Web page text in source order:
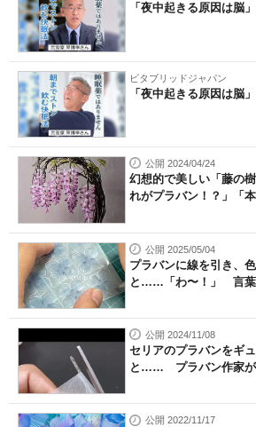
「夜中起きる原因は脳
ビタブリッドジャパン
「夜中起きる原因は脳
公開 2024/04/24
幻想的で美しい「藤の
れがプラバン！？」「
公開 2025/05/04
プラバンに線を引き、
と……「わ〜！」 言葉
公開 2024/11/08
セリアのプラバンをギ
と…… プラバン作家が
公開 2022/11/17